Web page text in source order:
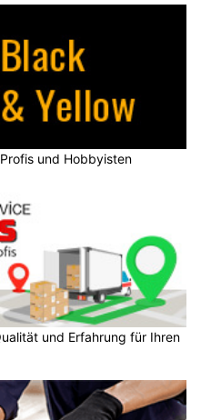
und Hobbyisten
und Erfahrung für Ihren